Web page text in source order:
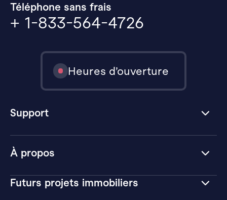
À propos
Futurs projets immobiliers
Téléphone sans frais
+ 1-833-564-4726
Heures d’ouverture
Support